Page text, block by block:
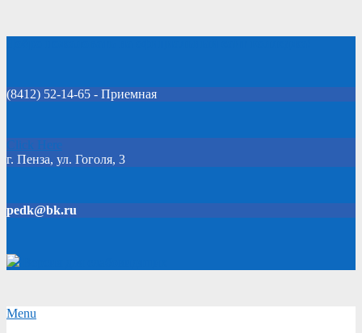
(8412) 52-14-65 - Приемная
Click Here
г. Пенза, ул. Гоголя, 3
pedk@bk.ru
Secondary
Menu